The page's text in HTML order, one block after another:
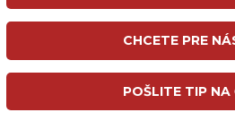
CHCETE PRE
POŠLITE TIP NA